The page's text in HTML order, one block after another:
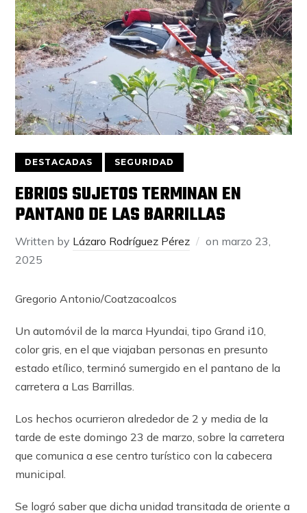
DESTACADAS SEGURIDAD
EBRIOS SUJETOS TERMINAN EN
PANTANO DE LAS BARRILLAS
Written by Lázaro Rodríguez Pérez on marzo 23,
2025
Gregorio Antonio/Coatzacoalcos
Un automóvil de la marca Hyundai, tipo Grand i10,
color gris, en el que viajaban personas en presunto
estado etílico, terminó sumergido en el pantano de la
carretera a Las Barrillas.
Los hechos ocurrieron alrededor de 2 y media de la
tarde de este domingo 23 de marzo, sobre la carretera
que comunica a ese centro turístico con la cabecera
municipal.
Se logró saber que dicha unidad transitada de oriente a